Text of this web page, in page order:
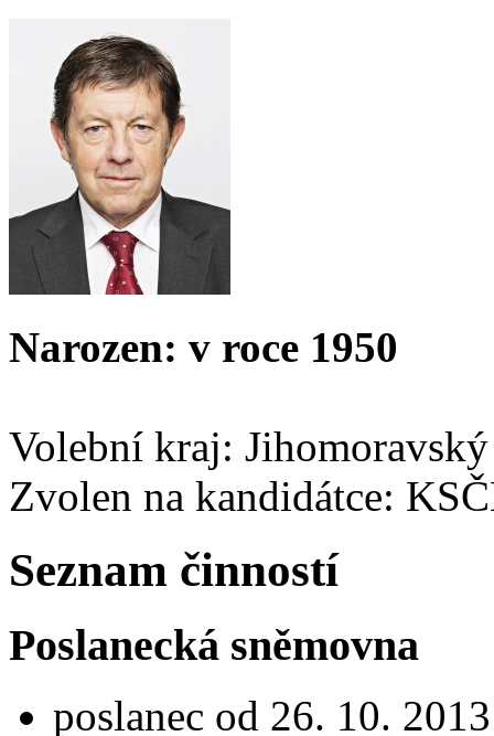
Narozen: v roce 1950
Volební kraj: Jihomoravský
Zvolen na kandidátce:
Seznam činností
Poslanecká sněmovna
poslanec od 26. 10.